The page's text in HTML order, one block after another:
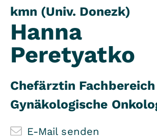
kmn (Univ. Donezk)
Hanna
Peretyatko
Chefärztin Fachbereich
Gynäkologische
E-Mail senden